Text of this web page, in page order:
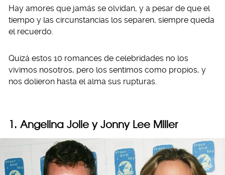
Hay amores que jamás se olvidan, y a pesar de que el
tiempo y las circunstancias los separen, siempre queda
el recuerdo.
Quizá estos 10 romances de celebridades no los
vivimos nosotros, pero los sentimos como propios, y
nos dolieron hasta el alma sus rupturas.
1. Angelina Jolie y Jonny Lee Miller